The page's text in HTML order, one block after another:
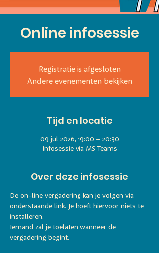
Online infosessie
Registratie is afgesloten
Andere evenementen bekijken
Tijd en locatie
09 jul 2026, 19:00 – 20:30
Infosessie via MS Teams
Over deze infosessie
De on-line vergadering kan je volgen via
onderstaande link. Je hoeft hiervoor niets te
installeren.
Iemand zal je toelaten wanneer de
vergadering begint.